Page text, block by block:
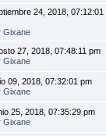
24, 2018, 07:12:01
Gixane
27, 2018, 07:48:11 pm
Gixane
09, 2018, 07:32:01 pm
Gixane
25, 2018, 07:35:29 pm
Gixane